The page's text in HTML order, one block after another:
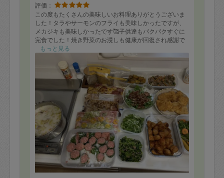
評価：
この度もたくさんの美味しいお料理ありがとうございま
した！タラやサーモンのフライも美味しかったですが、
メカジキも美味しかったです🥰子供達もパクパクすぐに
完食でした！焼き野菜のお浸しも健康が回復され感謝で
す！これからいただくお料理も楽しみです！いつもあり
もっと見る